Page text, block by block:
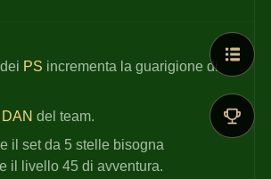
PS incrementa la guarigione di
DAN del team.
il set da 5 stelle bisogna
il livello 45 di avventura.